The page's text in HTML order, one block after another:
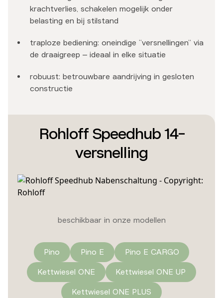
krachtverlies, schakelen mogelijk onder
belasting en bij stilstand
traploze bediening: oneindige “versnellingen” via
de draaigreep – ideaal in elke situatie
robuust: betrouwbare aandrijving in gesloten
constructie
Rohloff Speedhub 14-
versnelling
beschikbaar in onze modellen
Pino Pino E
Pino E CARGO
Kettwiesel ONE
Kettwiesel ONE UP
Kettwiesel ONE PLUS